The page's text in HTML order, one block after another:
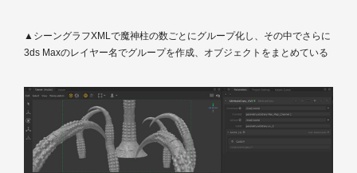
▲シーングラフXMLで魔神柱の数ごとにグループ化し、その中でさらに
3ds Maxのレイヤー名でグループを作成、オブジェクトをまとめている